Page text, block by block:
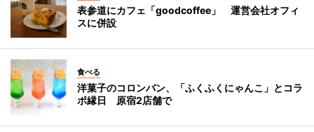
表参道にカフェ「goodcoffee」 運営会社オフィ
スに併設
食べる
洋菓子のコロンバン、「ふくふくにゃんこ」とコラ
ボ縁日 原宿2店舗で